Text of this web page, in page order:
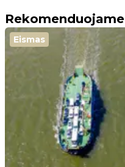
Rekomenduojame
Eismas